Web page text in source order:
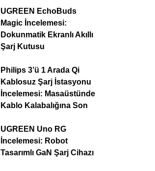
UGREEN EchoBuds
Magic İncelemesi:
Dokunmatik Ekranlı Akıllı
Şarj Kutusu
Philips 3’ü 1 Arada Qi
Kablosuz Şarj İstasyonu
İncelemesi: Masaüstünde
Kablo Kalabalığına Son
UGREEN Uno RG
İncelemesi: Robot
Tasarımlı GaN Şarj Cihazı